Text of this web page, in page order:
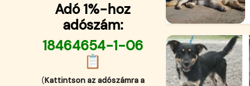
Adó 1%-hoz
adószám:
18464654-1-06
📋
(Kattintson az adószámra a